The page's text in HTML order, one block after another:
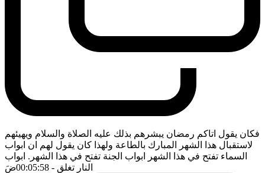
فكان يقول اتاكم رمضان يبشرهم بذلك عليه الصلاة والسلام ويهيئهم
لاستقبال هذا الشهر المبارك بالطاعة ولهذا كان يقول لهم ان ابواب
السماء تفتح في هذا الشهر ابواب الجنة تفتح في هذا الشهر. ابواب
النار تغلق - 00:05:58 ضَ